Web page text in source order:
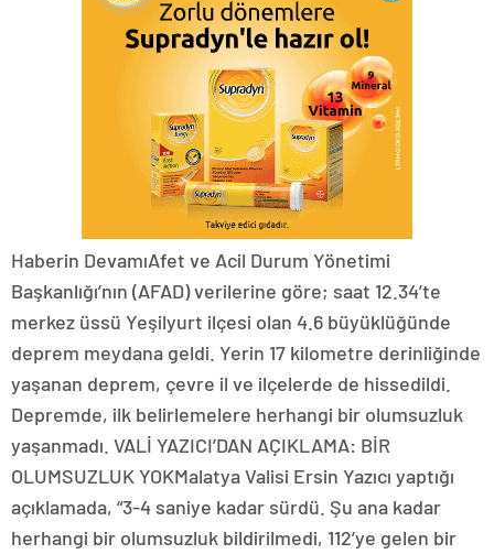
Haberin DevamıAfet ve Acil Durum Yönetimi
Başkanlığı’nın (AFAD) verilerine göre; saat 12.34’te
merkez üssü Yeşilyurt ilçesi olan 4.6 büyüklüğünde
deprem meydana geldi. Yerin 17 kilometre derinliğinde
yaşanan deprem, çevre il ve ilçelerde de hissedildi.
Depremde, ilk belirlemelere herhangi bir olumsuzluk
yaşanmadı. VALİ YAZICI’DAN AÇIKLAMA: BİR
OLUMSUZLUK YOKMalatya Valisi Ersin Yazıcı yaptığı
açıklamada, “3-4 saniye kadar sürdü. Şu ana kadar
herhangi bir olumsuzluk bildirilmedi, 112’ye gelen bir